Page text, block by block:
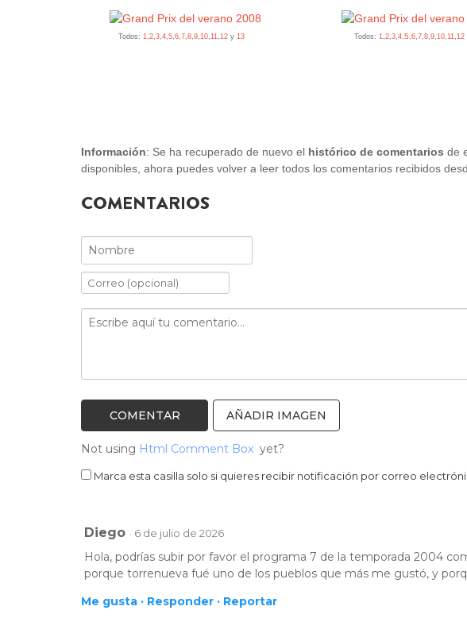
Todos:1,2,3,4,5,6,7,8,9,10,11,12 y13 Todos: 1,2,3,4,5,6,7,8,9,10,11,12
Información: Se ha recuperado de nuevo el histórico de comentarios de
disponibles, ahora puedes volver a leer todos los comentarios recibidos
COMENTARIOS
AÑADIR IMAGEN
Not using Html Comment Box yet?
Marca esta casilla solo si quieres recibir notificación por correo
Diego · 6 de julio de 2026
Hola, podrías subir por favor el programa 7 de la temporada 2004
porque torrenueva fué uno de los pueblos que más me gustó, y
Me gusta · Responder · Reportar